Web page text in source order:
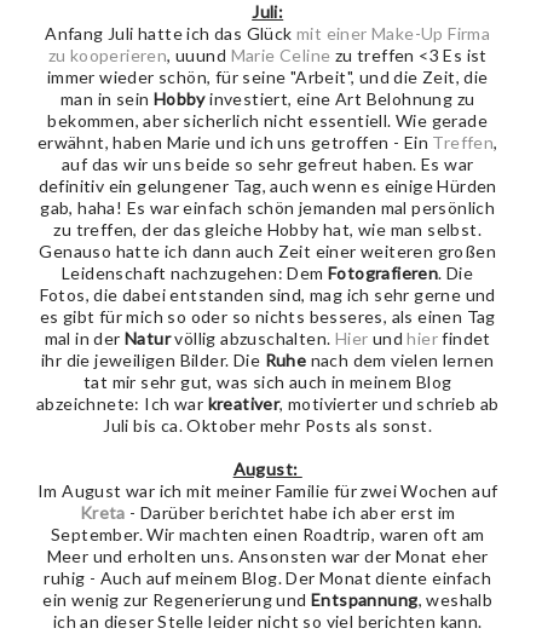
Juli:
Anfang Juli hatte ich das Glück mit einer Make-Up Firma
zu kooperieren, uuund Marie Celine zu treffen <3 Es ist
immer wieder schön, für seine "Arbeit", und die Zeit, die
man in sein Hobbyinvestiert, eine Art Belohnung zu
bekommen, aber sicherlich nicht essentiell. Wie gerade
erwähnt, haben Marie und ich uns getroffen - Ein Treffen,
auf das wir uns beide so sehr gefreut haben. Es war
definitiv ein gelungener Tag, auch wenn es einige Hürden
gab, haha! Es war einfach schön jemanden mal persönlich
zu treffen, der das gleiche Hobby hat, wie man selbst.
Genauso hatte ich dann auch Zeit einer weiteren großen
Leidenschaft nachzugehen: DemFotografieren. Die
Fotos, die dabei entstanden sind, mag ich sehr gerne und
es gibt für mich so oder so nichts besseres, als einen Tag
mal in der Naturvöllig abzuschalten. Hier undhierfindet
ihr die jeweiligen Bilder. Die Ruhe nach dem vielen lernen
tat mir sehr gut, was sich auch in meinem Blog
abzeichnete: Ich war kreativer, motivierter und schrieb ab
Juli bis ca. Oktober mehr Posts als sonst.
August:
Im August war ich mit meiner Familie für zwei Wochen auf
Kreta - Darüber berichtet habe ich aber erst im
September. Wir machten einen Roadtrip, waren oft am
Meer und erholten uns. Ansonsten war der Monat eher
ruhig - Auch auf meinem Blog. Der Monat diente einfach
ein wenig zur Regenerierung undEntspannung, weshalb
ich an dieser Stelle leider nicht so viel berichten kann.